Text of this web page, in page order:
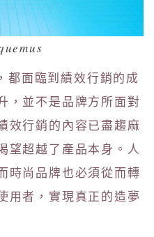
都面臨到績效行銷的成
，並不是品牌方所面對
效行銷的內容已盡趨麻
望超越了產品本身。人
時尚品牌也必須從而轉
用者，實現真正的造夢